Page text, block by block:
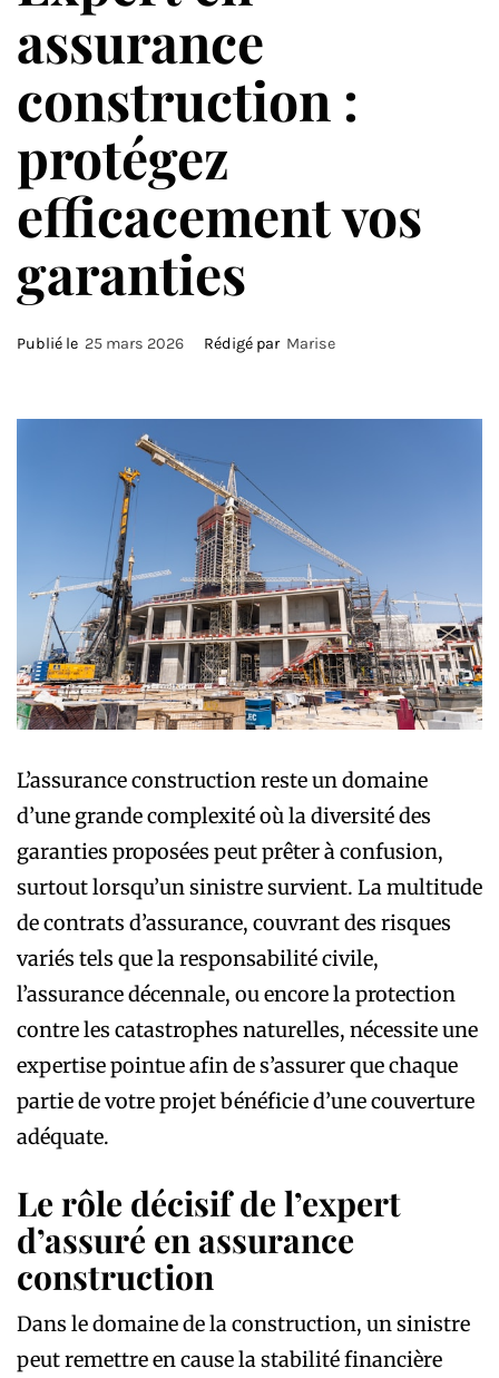
assurance
construction :
protégez
efficacement vos
garanties
Publié le 25 mars 2026 Rédigé par Marise
L’assurance construction reste un domaine
d’une grande complexité où la diversité des
garanties proposées peut prêter à confusion,
surtout lorsqu’un sinistre survient. La multitude
de contrats d’assurance, couvrant des risques
variés tels que la responsabilité civile,
l’assurance décennale, ou encore la protection
contre les catastrophes naturelles, nécessite une
expertise pointue afin de s’assurer que chaque
partie de votre projet bénéficie d’une couverture
adéquate.
Le rôle décisif de l’expert
d’assuré en assurance
construction
Dans le domaine de la construction, un sinistre
peut remettre en cause la stabilité financière